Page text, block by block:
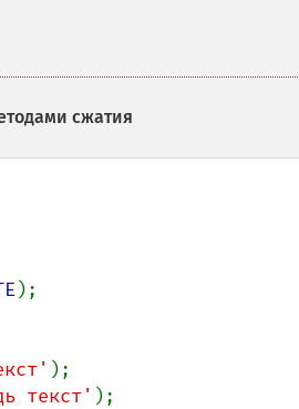
сжатия
);
);
текст' );